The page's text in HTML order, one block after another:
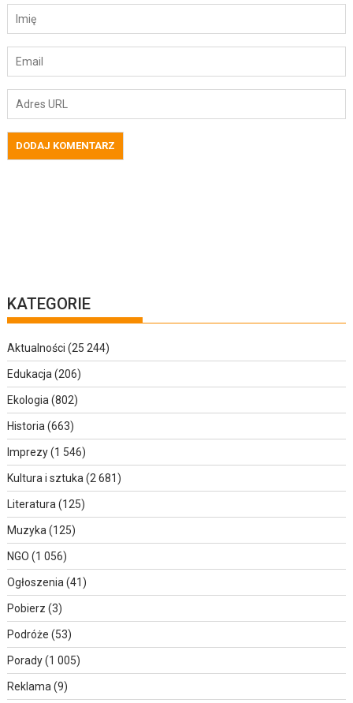
KATEGORIE
Aktualności (25 244)
Edukacja(206)
Ekologia(802)
Historia(663)
Imprezy(1 546)
Kultura i sztuka(2 681)
Literatura(125)
Muzyka(125)
NGO (1 056)
Ogłoszenia(41)
Pobierz (3)
Podróże (53)
Porady(1 005)
Reklama(9)